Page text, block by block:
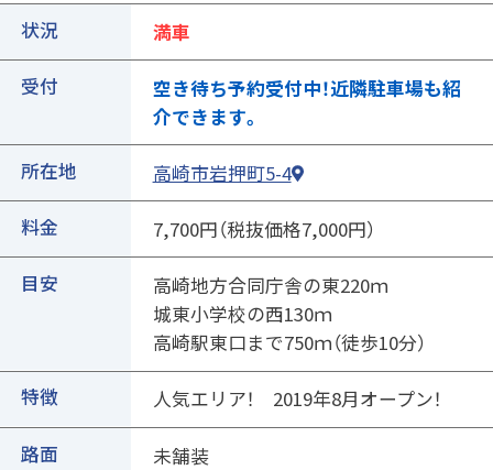
状況 満車
受付
空き待ち予約受付中！近隣駐車場も紹
介できます。
所在地 高崎市岩押町5-4
料金 7,700円（税抜価格7,000円）
目安
高崎地方合同庁舎の東220ｍ
城東小学校の西130ｍ
高崎駅東口まで750ｍ（徒歩10分）
特徴 人気エリア！ 2019年8月オープン！
路面 未舗装
①ご契約中の駐車場の詳細ページを開きます
②ページ中ほどの各種ボタンを押します